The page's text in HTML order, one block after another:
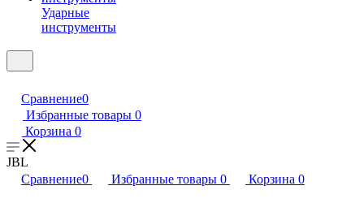
Ударные
инструменты
Сравнение0
Избранные товары 0
Корзина 0
JBL
Сравнение0 Избранные товары 0 Корзина 0